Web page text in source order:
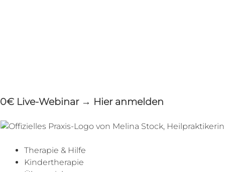
0€ Live-Webinar → Hier anmelden
Therapie & Hilfe
Kindertherapie